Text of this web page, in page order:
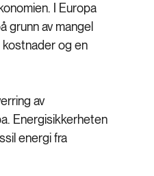
I Europa
grunn av mangel
og en
av
Energisikkerheten
energi fra